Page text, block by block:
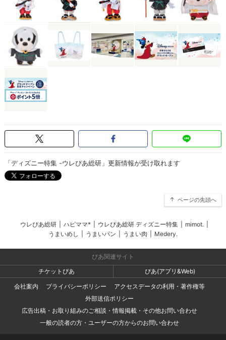
「ディズニー特集 -ウレぴあ総研」更新情報が受け取れます
ページの先頭へ
ウレぴあ総研 ハピママ* ウレぴあ総研 ディズニー特集 mimot.
うまいめし
うまいパン うまい肉 Medery.
ぴあ関連サイト
チケットぴあ
ぴあ(アプリ&Web)
会社案内
プライバシーポリシー
アクセスデータの利用・著作権等
外部送信ポリシー
広告出稿・お取り組みのご相談・情報掲載・その他お問い合わせ
一般の読者の方・ユーザーの方からのお問い合わせ